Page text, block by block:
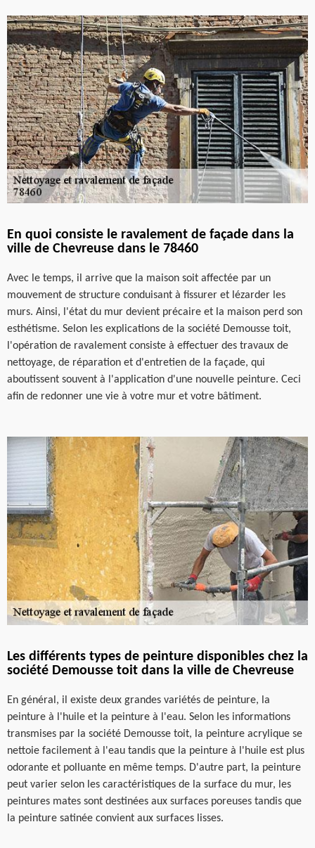
En quoi consiste le ravalement de façade dans la
ville de Chevreuse dans le 78460
Avec le temps, il arrive que la maison soit affectée par un
mouvement de structure conduisant à fissurer et lézarder les
murs. Ainsi, l'état du mur devient précaire et la maison perd son
esthétisme. Selon les explications de la société Demousse toit,
l'opération de ravalement consiste à effectuer des travaux de
nettoyage, de réparation et d'entretien de la façade, qui
aboutissent souvent à l'application d'une nouvelle peinture. Ceci
afin de redonner une vie à votre mur et votre bâtiment.
Les différents types de peinture disponibles chez la
société Demousse toit dans la ville de Chevreuse
En général, il existe deux grandes variétés de peinture, la
peinture à l'huile et la peinture à l'eau. Selon les informations
transmises par la société Demousse toit, la peinture acrylique se
nettoie facilement à l'eau tandis que la peinture à l'huile est plus
odorante et polluante en même temps. D'autre part, la peinture
peut varier selon les caractéristiques de la surface du mur, les
peintures mates sont destinées aux surfaces poreuses tandis que
la peinture satinée convient aux surfaces lisses.